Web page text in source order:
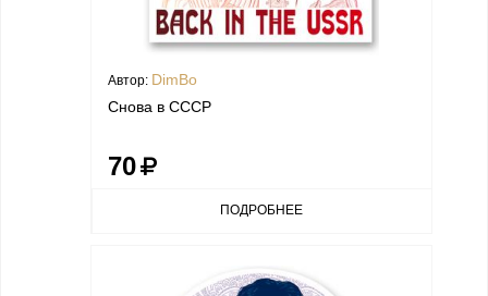
Автор: DimBo
Снова в СССР
70
ПОДРОБНЕЕ